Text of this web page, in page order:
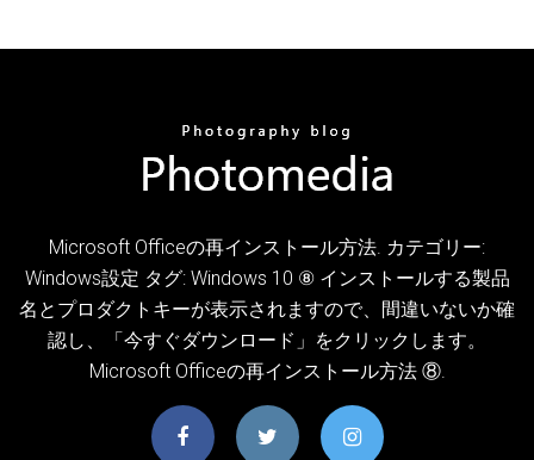
Microsoft Officeの再インストール方法. カテゴリー:
Windows設定 タグ: Windows 10 ⑧ インストールする製品
名とプロダクトキーが表示されますので、間違いないか確
認し、「今すぐダウンロード」をクリックします。
Microsoft Officeの再インストール方法 ⑧.